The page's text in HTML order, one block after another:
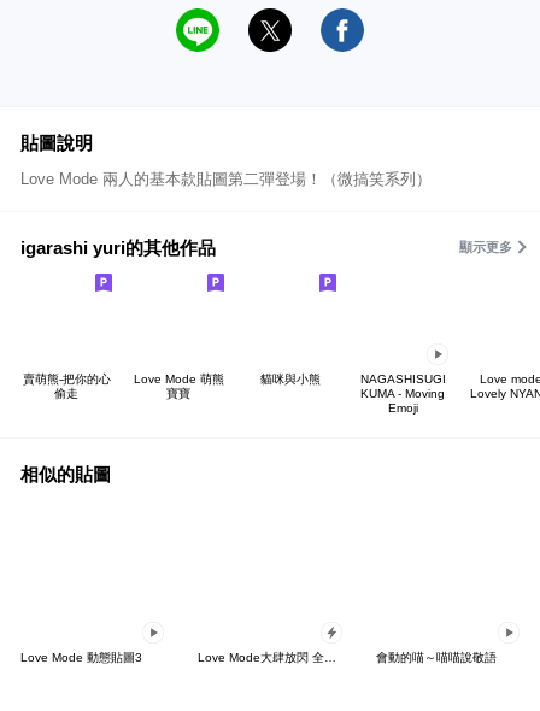
貼圖說明
Love Mode 兩人的基本款貼圖第二彈登場！（微搞笑系列）
igarashi yuri的其他作品 顯示更多
賣萌熊-把你的心
偷走
Love Mode 萌熊
寶寶
貓咪與小熊
NAGASHISUGI
KUMA - Moving
Emoji
Love
Lovely
相似的貼圖
Love Mode 動態貼圖3 Love Mode大肆放閃 全螢幕貼圖 會動的喵～喵喵說敬語